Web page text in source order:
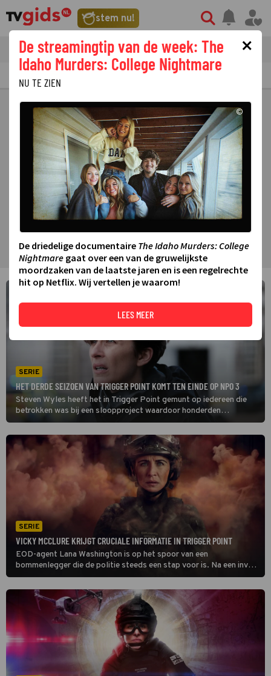
stem nu!
tvgids streaming nieuws
PRIMETIME GEMIST
SERIE
HET DERDE SEIZOEN VAN TRIGGER POINT KOMT TEN EINDE OP NPO 3
Steven Wyles heeft het in Trigger Point gemunt op iedereen die
betrokken was bij een sloopproject waardoor honderden
medewerkers kanker kregen. Lana Washington probeert de
bommenlegger te stoppen voordat hij zijn laatste plan uitvoert.
SERIE
VICKY MCCLURE KRIJGT CRUCIALE INFORMATIE IN TRIGGER POINT
EOD-agent Lana Washington is op het spoor van een
bommenlegger die de politie steeds een stap voor is. Na een inval
bij Ewan Knox kan deze als verdachte worden geschrapt. Wel
heeft hij waardevolle informatie voor Lana in Trigger Point.
×
De streamingtip van de week: The
Idaho Murders: College Nightmare
NU TE ZIEN
©
De driedelige documentaire The Idaho Murders: College
Nightmare gaat over een van de gruwelijkste
moordzaken van de laatste jaren en is een regelrechte
hit op Netflix. Wij vertellen je waarom!
LEES MEER